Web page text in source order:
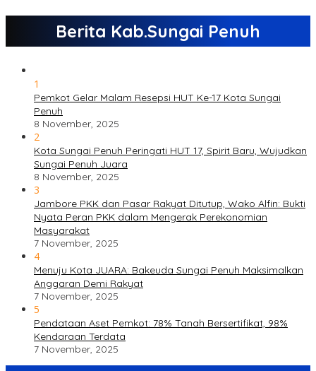
Berita Kab.Sungai Penuh
1
Pemkot Gelar Malam Resepsi HUT Ke-17 Kota Sungai
Penuh
8 November, 2025
2
Kota Sungai Penuh Peringati HUT 17, Spirit Baru, Wujudkan
Sungai Penuh Juara
8 November, 2025
3
Jambore PKK dan Pasar Rakyat Ditutup, Wako Alfin: Bukti
Nyata Peran PKK dalam Mengerak Perekonomian
Masyarakat
7 November, 2025
4
Menuju Kota JUARA: Bakeuda Sungai Penuh Maksimalkan
Anggaran Demi Rakyat
7 November, 2025
5
Pendataan Aset Pemkot: 78% Tanah Bersertifikat, 98%
Kendaraan Terdata
7 November, 2025